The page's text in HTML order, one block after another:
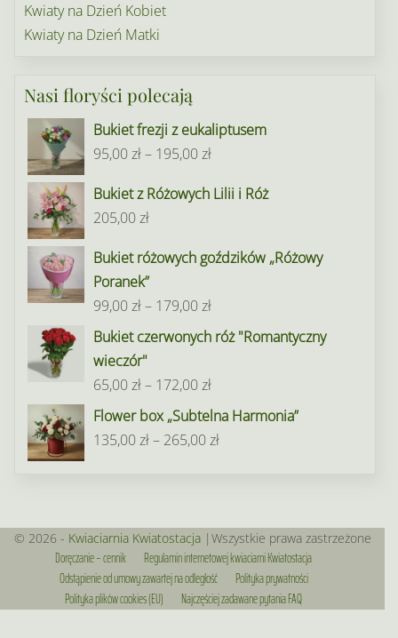
Kwiaty na Dzień Kobiet
Kwiaty na Dzień Matki
Nasi floryści polecają
Bukiet frezji z eukaliptusem
95,00zł– 195,00złZakres
od
do
Bukiet z Różowych Lilii i Róż
205,00zł
Bukiet różowych goździków „Różowy
Poranek”
99,00zł– 179,00złZakres
cen:
179,00 zł
Bukiet czerwonych róż "Romantyczny
wieczór"
65,00zł– 172,00złZakres
cen:
od
Flower box „Subtelna Harmonia”
135,00zł– 265,00złZakres
do
265,00 zł
© 2026 - Kwiaciarnia Kwiatostacja|Wszystkie prawa zastrzeżone
Doręczanie – cennik
Regulamin internetowej kwiaciarni Kwiatostacja
Odstąpienie od umowy zawartej na odległość
Polityka prywatności
Polityka plików cookies (EU)
Najczęściej zadawane pytania FAQ